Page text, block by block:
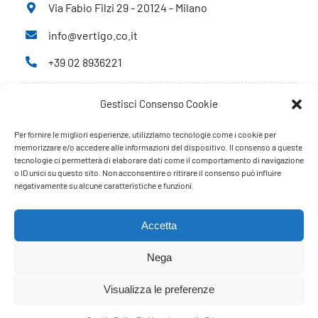
Gestisci Consenso Cookie
Per fornire le migliori esperienze, utilizziamo tecnologie come i cookie per
memorizzare e/o accedere alle informazioni del dispositivo. Il consenso a queste
tecnologie ci permetterà di elaborare dati come il comportamento di navigazione
o ID unici su questo sito. Non acconsentire o ritirare il consenso può influire
negativamente su alcune caratteristiche e funzioni.
Accetta
Nega
Visualizza le preferenze
Via Fabio Filzi 29 - 20124 - Milano
info@vertigo.co.it
+39 02 8936221
Privacy Policy
Cookie Policy
PARTNERS